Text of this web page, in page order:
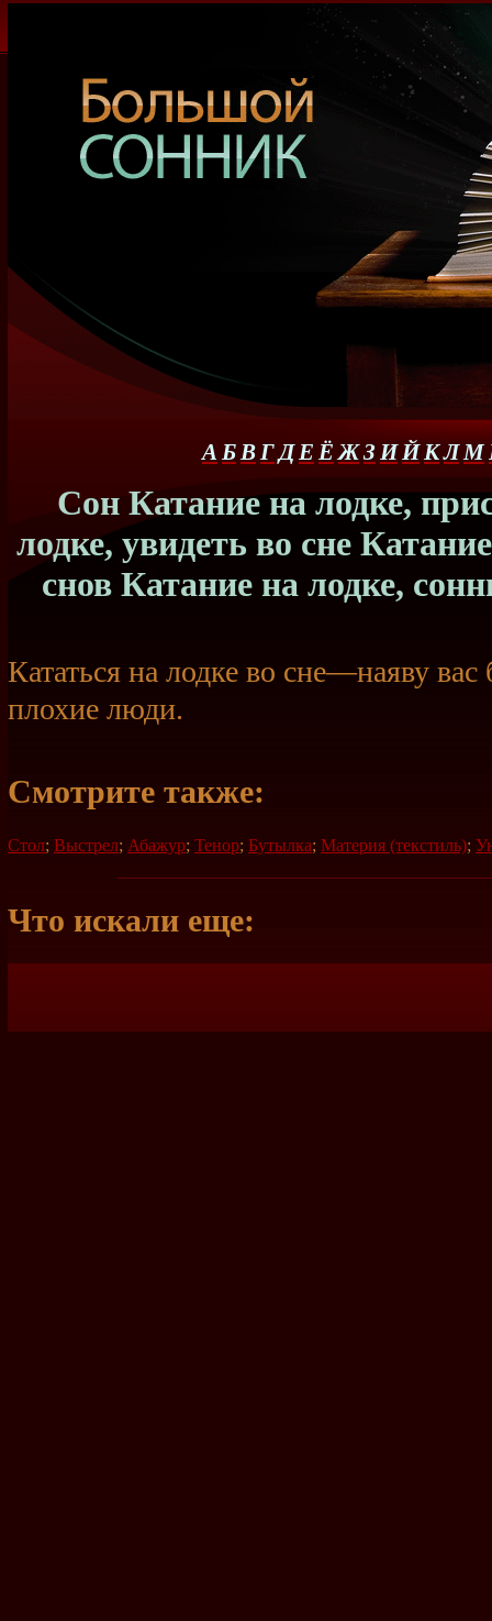
А БВГДЕ Ё ЖЗ ИЙКЛМ
Сон Катание на лодке,
лодке, увидеть во сне
снов Катание на лодке,
Кататься на лодке во сне—наяву вас
плохие люди.
Смотрите также:
Стол; Выстрел; Абажур; Тенор; Бутылка; Материя (текстиль);
Что искали еще: